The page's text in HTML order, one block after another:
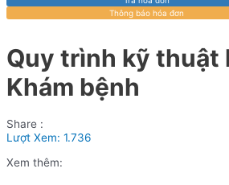
Thông báo hóa đơn
Quy trình kỹ thuật
Khám bệnh
Share :
Lượt Xem: 1.736
Xem thêm: